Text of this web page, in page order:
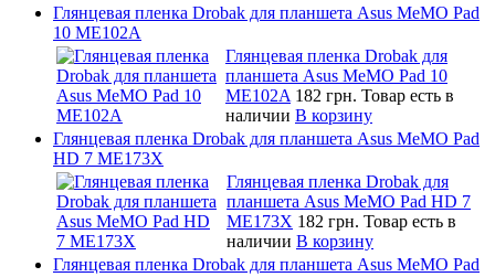
Глянцевая пленка Drobak для планшета Asus MeMO Pad
10 ME102A
Глянцевая пленка Drobak для
планшета Asus MeMO Pad 10
ME102A 182 грн. Товар есть в
наличии В корзину
Глянцевая пленка Drobak для планшета Asus MeMO Pad
HD 7 ME173X
Глянцевая пленка Drobak для
планшета Asus MeMO Pad HD 7
ME173X 182 грн. Товар есть в
наличии В корзину
Глянцевая пленка Drobak для планшета Asus MeMO Pad